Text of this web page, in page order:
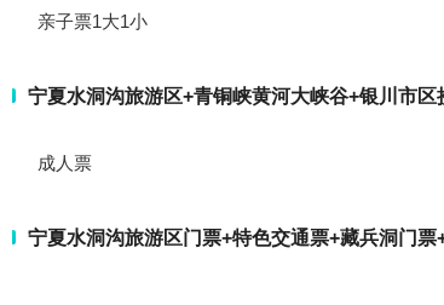
亲子票1大1小
宁夏水洞沟旅游区+青铜峡黄河大峡谷+银川市区
成人票
宁夏水洞沟旅游区门票+特色交通票+藏兵洞门